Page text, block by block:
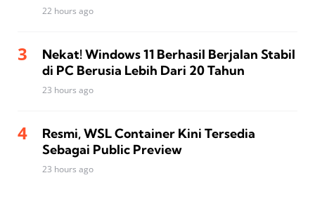
22 hours ago
Nekat! Windows 11 Berhasil Berjalan Stabil
di PC Berusia Lebih Dari 20 Tahun
23 hours ago
Resmi, WSL Container Kini Tersedia
Sebagai Public Preview
23 hours ago